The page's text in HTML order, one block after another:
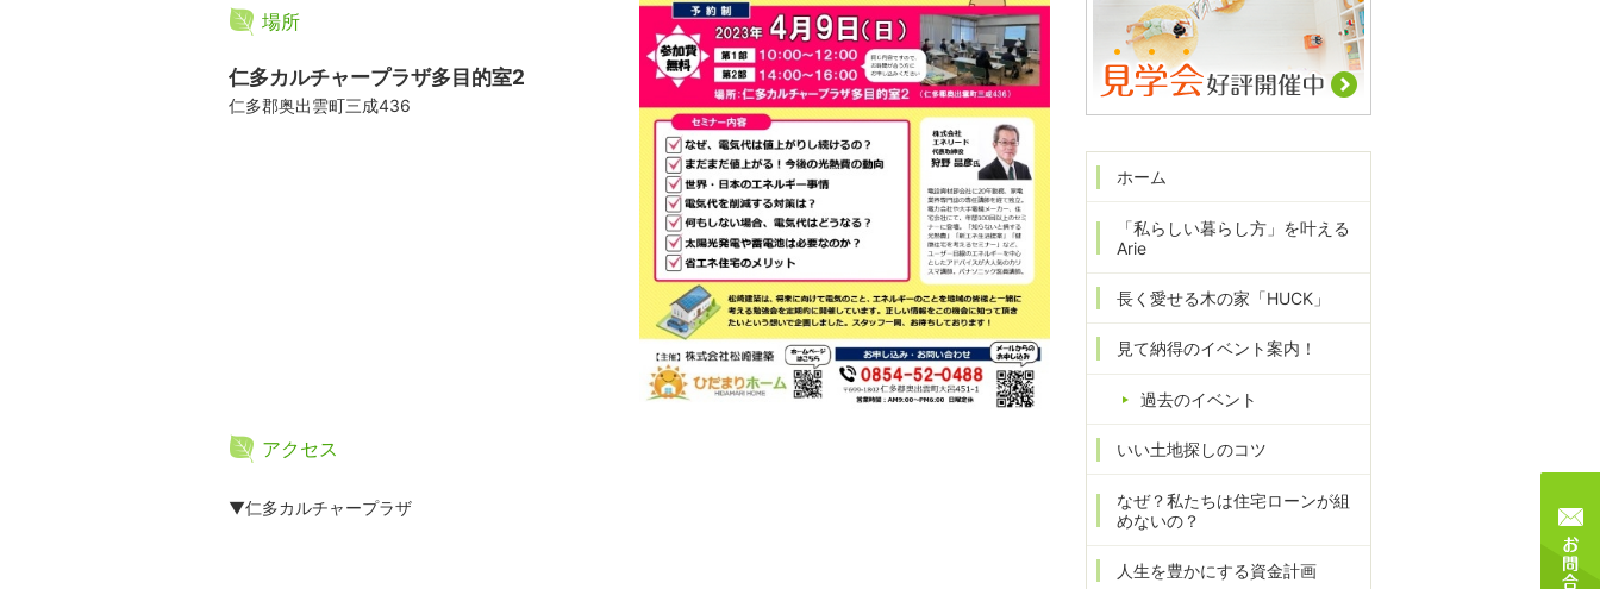
場所
仁多カルチャープラザ多目的室2
仁多郡奥出雲町三成436
アクセス
▼仁多カルチャープラザ
ホーム
「私らしい暮らし方」を叶える
Arie
長く愛せる木の家「HUCK」
見て納得のイベント案内！
過去のイベント
いい土地探しのコツ
なぜ？私たちは住宅ローンが組
めないの？
人生を豊かにする資金計画